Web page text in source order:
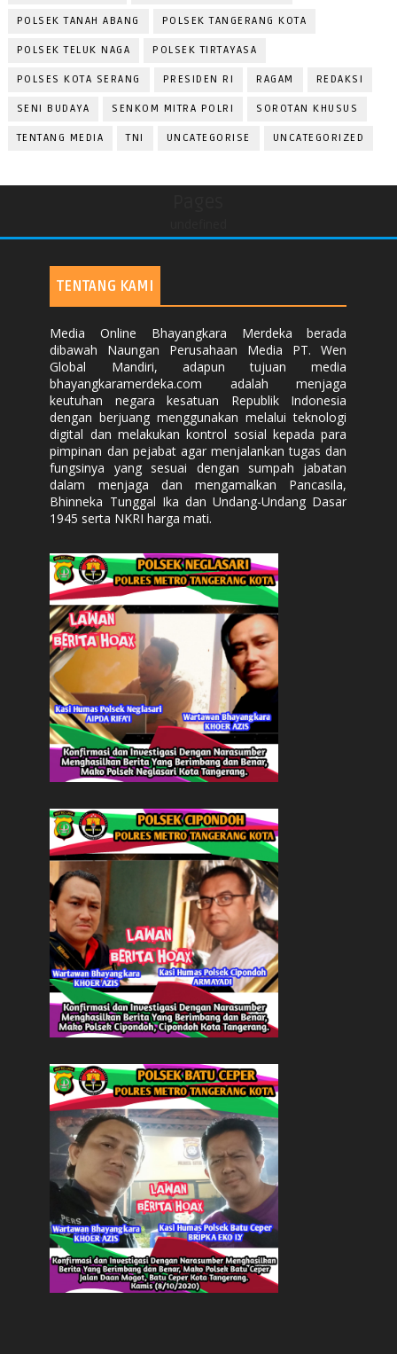
POLSEK TANAH ABANG POLSEK TANGERANG KOTA
POLSEK TELUK NAGA POLSEK TIRTAYASA
POLSES KOTA SERANG PRESIDEN RI RAGAM REDAKSI
SENI BUDAYA SENKOM MITRA POLRI SOROTAN KHUSUS
TENTANG MEDIA TNI UNCATEGORISE UNCATEGORIZED
TENTANG KAMI
Media Online Bhayangkara Merdeka berada
dibawah Naungan Perusahaan Media PT. Wen
Global Mandiri, adapun tujuan media
bhayangkaramerdeka.com adalah menjaga
keutuhan negara kesatuan Republik Indonesia
dengan berjuang menggunakan melalui teknologi
digital dan melakukan kontrol sosial kepada para
pimpinan dan pejabat agar menjalankan tugas dan
fungsinya yang sesuai dengan sumpah jabatan
dalam menjaga dan mengamalkan Pancasila,
Bhinneka Tunggal Ika dan Undang-Undang Dasar
1945 serta NKRI harga mati.